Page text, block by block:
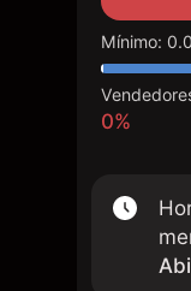
Mínimo:
0%